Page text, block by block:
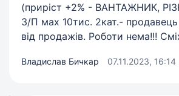
(приріст +2% - ВАНТАЖНИК,
З/П мах 10тис. 2кат.-
від продажів. Роботи нема!!!
Владислав Бичкар 07.11.2023, 16:14